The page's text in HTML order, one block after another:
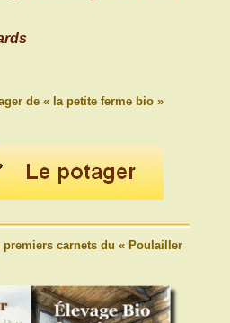
de « la petite ferme bio »
carnets du « Poulailler